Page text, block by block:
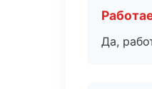
Да,